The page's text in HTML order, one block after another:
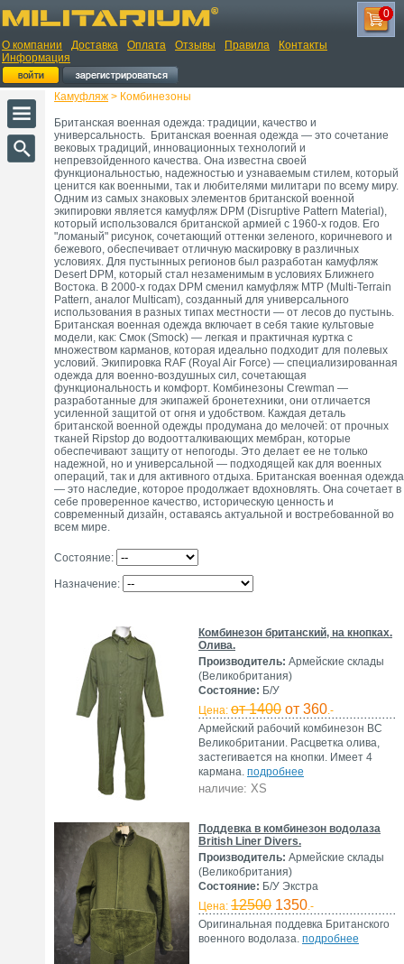
О компании Доставка Оплата Отзывы Правила
Контакты
Информация
0
Камуфляж > Комбинезоны
Британская военная одежда: традиции, качество и
универсальность. Британская военная одежда — это сочетание
вековых традиций, инновационных технологий и
непревзойденного качества. Она известна своей
функциональностью, надежностью и узнаваемым стилем, который
ценится как военными, так и любителями милитари по всему миру.
Одним из самых знаковых элементов британской военной
экипировки является камуфляж DPM (Disruptive Pattern Material),
который использовался британской армией с 1960-х годов. Его
"ломаный" рисунок, сочетающий оттенки зеленого, коричневого и
бежевого, обеспечивает отличную маскировку в различных
условиях. Для пустынных регионов был разработан камуфляж
Desert DPM, который стал незаменимым в условиях Ближнего
Востока. В 2000-х годах DPM сменил камуфляж MTP (Multi-Terrain
Pattern, аналог Multicam), созданный для универсального
использования в разных типах местности — от лесов до пустынь.
Британская военная одежда включает в себя такие культовые
модели, как: Смок (Smock) — легкая и практичная куртка с
множеством карманов, которая идеально подходит для полевых
условий. Экипировка RAF (Royal Air Force) — специализированная
одежда для военно-воздушных сил, сочетающая
функциональность и комфорт. Комбинезоны Crewman —
разработанные для экипажей бронетехники, они отличается
усиленной защитой от огня и удобством. Каждая деталь
британской военной одежды продумана до мелочей: от прочных
тканей Ripstop до водоотталкивающих мембран, которые
обеспечивают защиту от непогоды. Это делает ее не только
надежной, но и универсальной — подходящей как для военных
операций, так и для активного отдыха. Британская военная одежда
— это наследие, которое продолжает вдохновлять. Она сочетает в
себе проверенное качество, историческую ценность и
современный дизайн, оставаясь актуальной и востребованной во
всем мире.
Состояние:
Назначение:
Комбинезон британский, на кнопках.
Олива.
Производитель: Армейские склады
(Великобритания)
Состояние: Б/У
Цена: от 1400 от 360.-
Армейский рабочий комбинезон ВС
Великобритании. Расцветка олива,
застегивается на кнопки. Имеет 4
кармана. подробнее
наличие: XS
Поддевка в комбинезон водолаза
British Liner Divers.
Производитель: Армейские склады
(Великобритания)
Состояние: Б/У Экстра
Цена: 12500 1350.-
Оригинальная поддевка Британского
военного водолаза. подробнее